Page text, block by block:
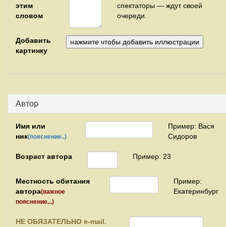
этим
словом
спектаторы — ждут своей
очереди.
Добавить
картинку
Автор
Имя или
ник(пояснение..)
Пример: Вася
Сидоров
Возраст автора Пример: 23
Местность обитания
автора(важное
пояснение...)
Пример:
Екатеринбург
НЕ ОБЯЗАТЕЛЬНО e-mail.